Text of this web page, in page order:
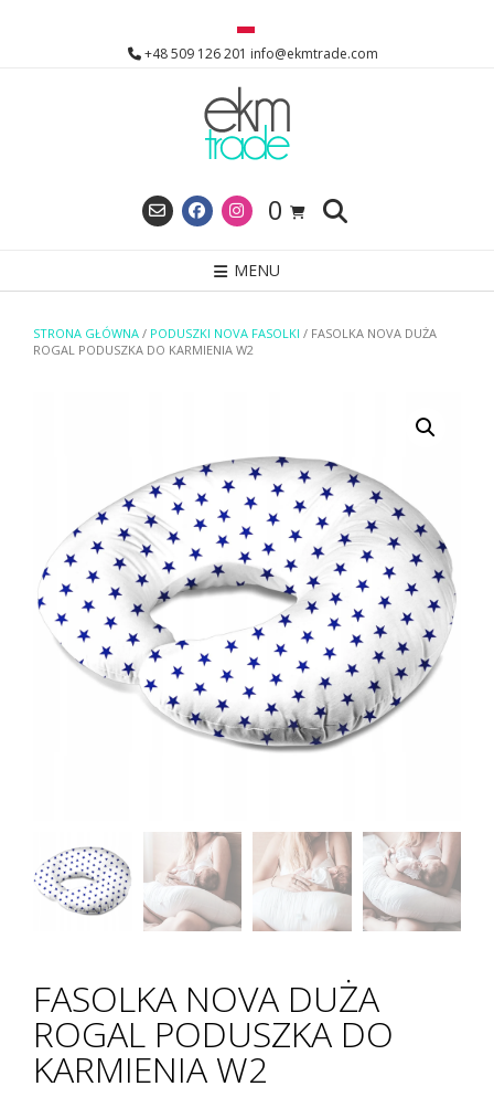
+48 509 126 201 info@ekmtrade.com
0
MENU
STRONA GŁÓWNA / PODUSZKI NOVA FASOLKI / FASOLKA NOVA DUŻA
ROGAL PODUSZKA DO KARMIENIA W2
FASOLKA NOVA DUŻA
ROGAL PODUSZKA DO
KARMIENIA W2